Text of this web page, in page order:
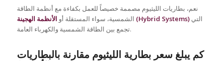
نعم، بطاريات الليثيوم مصممة خصيصاً للعمل بكفاءة مع أنظمة الطاقة
الشمسية، سواء المستقلة أو الأنظمة الهجينة (Hybrid Systems)التي
تجمع بين الطاقة الشمسية والكهرباء العامة.
كم يبلغ سعر بطارية الليثيوم مقارنة بالبطاريات